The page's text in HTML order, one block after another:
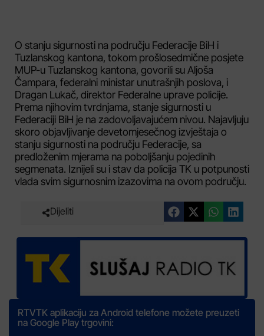
O stanju sigurnosti na području Federacije BiH i
Tuzlanskog kantona, tokom prošlosedmične posjete
MUP-u Tuzlanskog kantona, govorili su Aljoša
Čampara, federalni ministar unutrašnjih poslova, i
Dragan Lukač, direktor Federalne uprave policije.
Prema njihovim tvrdnjama, stanje sigurnosti u
Federaciji BiH je na zadovoljavajućem nivou. Najavljuju
skoro objavljivanje devetomjesečnog izvještaja o
stanju sigurnosti na području Federacije, sa
predloženim mjerama na poboljšanju pojedinih
segmenata. Iznijeli su i stav da policija TK u potpunosti
vlada svim sigurnosnim izazovima na ovom području.
Dijeliti
RTVTK aplikaciju za Android telefone možete preuzeti
na Google Play trgovini: